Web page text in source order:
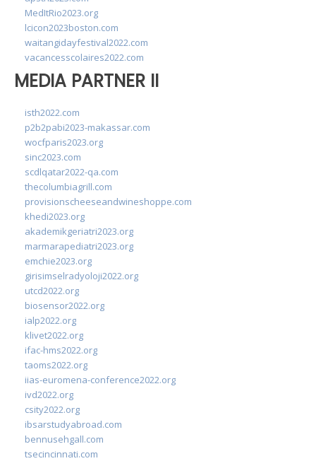
MedItRio2023.org
lcicon2023boston.com
waitangidayfestival2022.com
vacancesscolaires2022.com
MEDIA PARTNER II
isth2022.com
p2b2pabi2023-makassar.com
wocfparis2023.org
sinc2023.com
scdlqatar2022-qa.com
thecolumbiagrill.com
provisionscheeseandwineshoppe.com
khedi2023.org
akademikgeriatri2023.org
marmarapediatri2023.org
emchie2023.org
girisimselradyoloji2022.org
utcd2022.org
biosensor2022.org
ialp2022.org
klivet2022.org
ifac-hms2022.org
taoms2022.org
iias-euromena-conference2022.org
ivd2022.org
csity2022.org
ibsarstudyabroad.com
bennusehgall.com
tsecincinnati.com